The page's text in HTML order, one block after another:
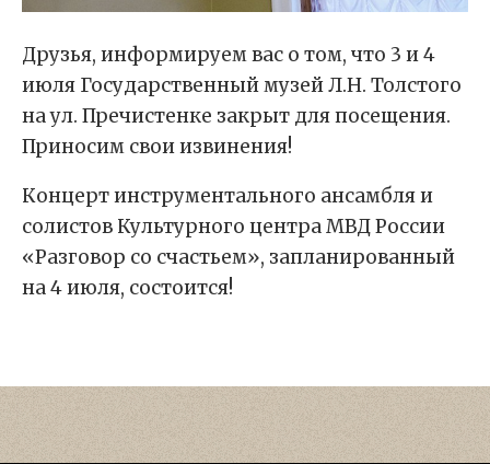
Друзья, информируем вас о том, что 3 и 4
июля Государственный музей Л.Н. Толстого
на ул. Пречистенке закрыт для посещения.
Приносим свои извинения!
Концерт инструментального ансамбля и
солистов Культурного центра МВД России
«Разговор со счастьем», запланированный
на 4 июля, состоится!